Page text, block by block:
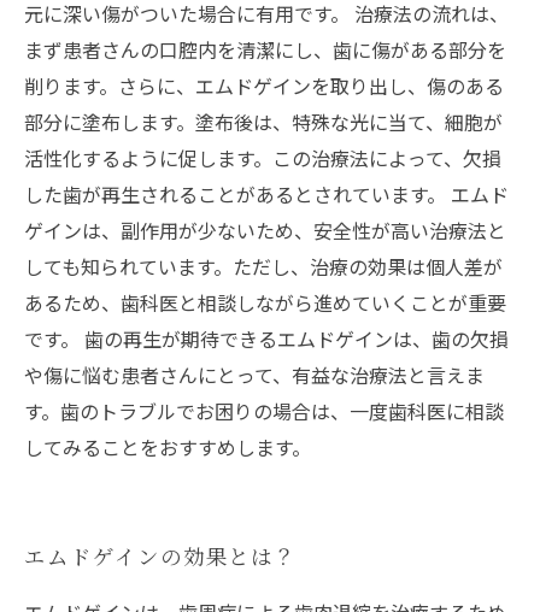
元に深い傷がついた場合に有用です。 治療法の流れは、
まず患者さんの口腔内を清潔にし、歯に傷がある部分を
削ります。さらに、エムドゲインを取り出し、傷のある
部分に塗布します。塗布後は、特殊な光に当て、細胞が
活性化するように促します。この治療法によって、欠損
した歯が再生されることがあるとされています。 エムド
ゲインは、副作用が少ないため、安全性が高い治療法と
しても知られています。ただし、治療の効果は個人差が
あるため、歯科医と相談しながら進めていくことが重要
です。 歯の再生が期待できるエムドゲインは、歯の欠損
や傷に悩む患者さんにとって、有益な治療法と言えま
す。歯のトラブルでお困りの場合は、一度歯科医に相談
してみることをおすすめします。
エムドゲインの効果とは？